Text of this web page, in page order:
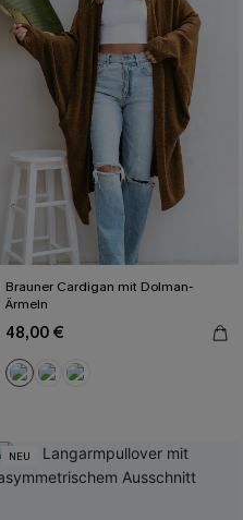
Brauner Cardigan mit Dolman-
Ärmeln
48,00 €
NEU